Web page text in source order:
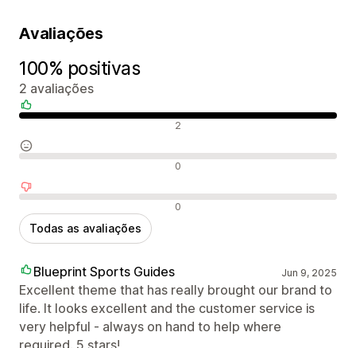
Avaliações
100% positivas
2 avaliações
Avaliações positivas 2
Avaliações neutras 0
Avaliações negativas 0
Todas as avaliações
Blueprint Sports Guides Jun 9, 2025
Excellent theme that has really brought our brand to
life. It looks excellent and the customer service is
very helpful - always on hand to help where
required. 5 stars!